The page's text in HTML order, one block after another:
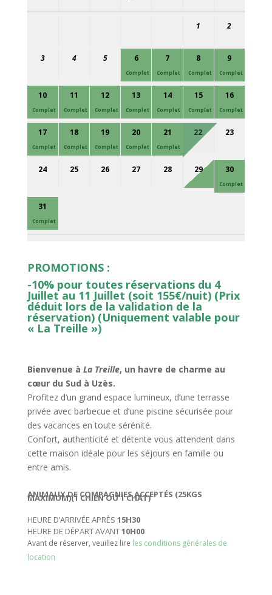
1 2
3 4 5 6
Complet
7
Complet
8
Complet
9
Complet
10
Complet
11
Complet
12
Complet
13
Complet
14
Complet
15
Complet
16
Complet
17
Complet
18
Complet
19
Complet
20
Complet
21
Complet
22 23
24 25 26 27 28 29 30
Complet
31
Complet
PROMOTIONS :
-10% pour toutes réservations du 4
Juillet au 11 Juillet (soit 155€/nuit) (Prix
déduit lors de la validation de la
réservation) (Uniquement valable pour
« La Treille »)
Bienvenue à La Treille, un havre de charme au
cœur du Sud à Uzès.
Profitez d’un grand espace lumineux, d’une terrasse
privée avec barbecue et d’une piscine sécurisée pour
des vacances en toute sérénité.
Confort, authenticité et détente vous attendent dans
cette maison idéale pour les séjours en famille ou
entre amis.
ANIMAUX DE COMPAGNIES ACCEPTÉS (25KGS
MAXIMUM)(1 CHIEN OU 1 CHAT)
HEURE D’ARRIVÉE APRÈS 15H30
HEURE DE DÉPART AVANT10H00
Avant de réserver, veuillez lire les conditions générales de
location